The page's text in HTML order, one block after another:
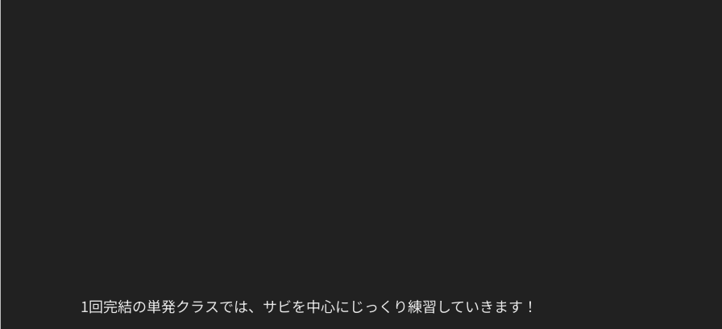
1回完結の単発クラスでは、サビを中心にじっくり練習していきます！